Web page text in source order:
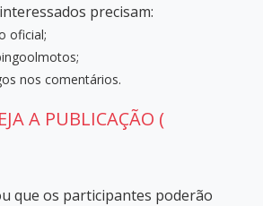
precisam:
oficial;
nos comentários.
A PUBLICAÇÃO (
que os participantes poderão